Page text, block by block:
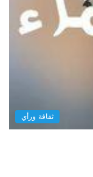
ثقافة ورأي